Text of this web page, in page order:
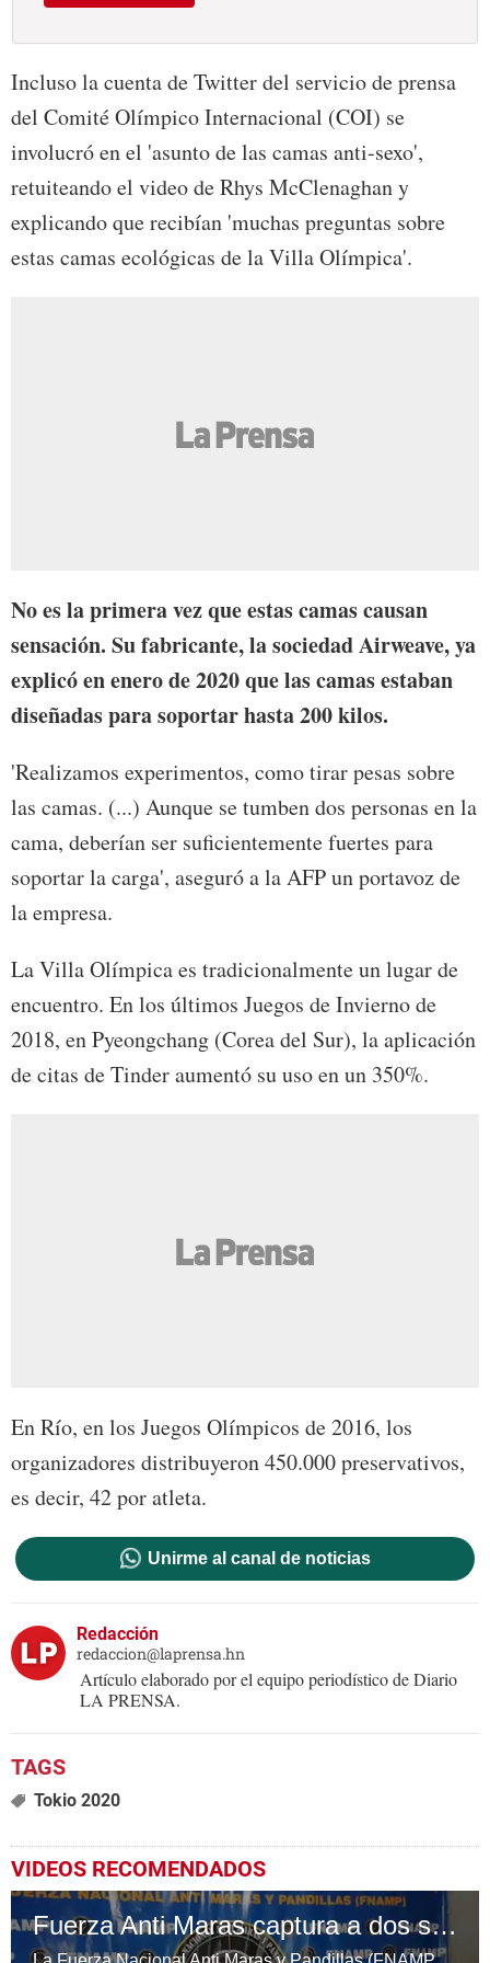
Incluso la cuenta de Twitter del servicio de prensa
del Comité Olímpico Internacional (COI) se
involucró en el 'asunto de las camas anti-sexo',
retuiteando el video de Rhys McClenaghan y
explicando que recibían 'muchas preguntas sobre
estas camas ecológicas de la Villa Olímpica'.
No es la primera vez que estas camas causan
sensación. Su fabricante, la sociedad Airweave, ya
explicó en enero de 2020 que las camas estaban
diseñadas para soportar hasta 200 kilos.
'Realizamos experimentos, como tirar pesas sobre
las camas. (...) Aunque se tumben dos personas en la
cama, deberían ser suficientemente fuertes para
soportar la carga', aseguró a la AFP un portavoz de
la empresa.
La Villa Olímpica es tradicionalmente un lugar de
encuentro. En los últimos Juegos de Invierno de
2018, en Pyeongchang (Corea del Sur), la aplicación
de citas de Tinder aumentó su uso en un 350%.
En Río, en los Juegos Olímpicos de 2016, los
organizadores distribuyeron 450.000 preservativos,
es decir, 42 por atleta.
Unirme al canal de noticias
Redacción
redaccion@laprensa.hn
Artículo elaborado por el equipo periodístico de Diario
LA PRENSA.
Tokio 2020
VIDEOS RECOMENDADOS
Fuerza Anti Maras captura a dos supuestos pandilleros